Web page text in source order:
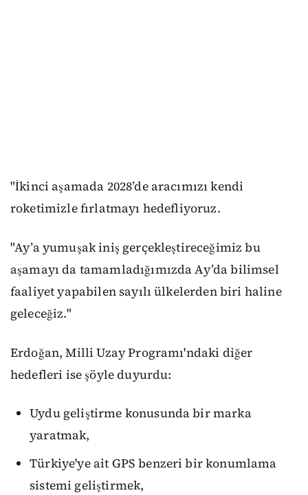
"İkinci aşamada 2028’de aracımızı kendi
roketimizle fırlatmayı hedefliyoruz.
"Ay’a yumuşak iniş gerçekleştireceğimiz bu
aşamayı da tamamladığımızda Ay’da bilimsel
faaliyet yapabilen sayılı ülkelerden biri haline
geleceğiz."
Erdoğan, Milli Uzay Programı'ndaki diğer
hedefleri ise şöyle duyurdu:
Uydu geliştirme konusunda bir marka
yaratmak,
Türkiye'ye ait GPS benzeri bir konumlama
sistemi geliştirmek,